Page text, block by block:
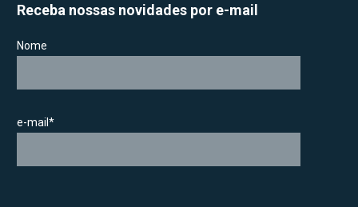
Receba nossas novidades por e-mail
Nome
e-mail*